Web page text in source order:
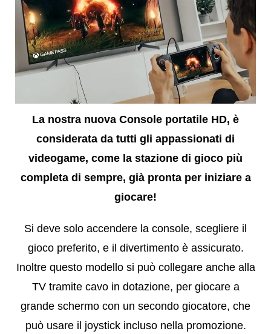
La nostra nuova Console portatile HD, è
considerata da tutti gli appassionati di
videogame, come la stazione di gioco più
completa di sempre, già pronta per iniziare a
giocare!
Si deve solo accendere la console, scegliere il
gioco preferito, e il divertimento è assicurato.
Inoltre questo modello si può collegare anche alla
TV tramite cavo in dotazione, per giocare a
grande schermo con un secondo giocatore, che
può usare il joystick incluso nella promozione.